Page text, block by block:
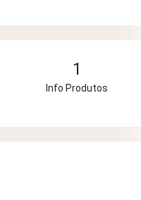
1
Info Produtos